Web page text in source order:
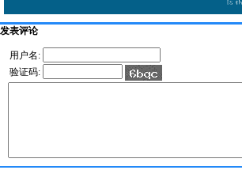
发表评论
用户名:
验证码: